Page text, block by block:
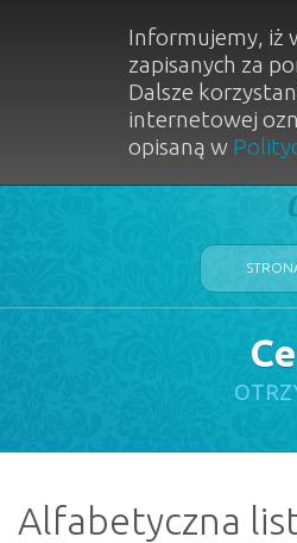
Alfabetyczna
Informujemy, iż
zapisanych za
Dalsze
internetowej
opisaną w